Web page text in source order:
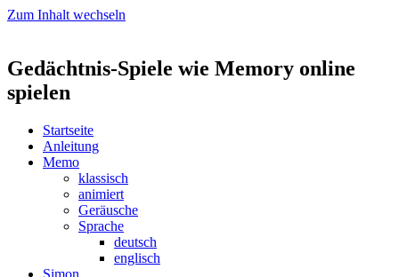
Zum Inhalt wechseln
Gedächtnis-Spiele wie Memory online
spielen
Startseite
Anleitung
Memo
klassisch
animiert
Geräusche
Sprache
deutsch
englisch
Simon